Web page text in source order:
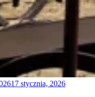
17 stycznia, 2026